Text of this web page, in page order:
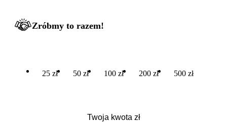
Zróbmy to razem!
25 zł 50 zł 100 zł 200 zł 500 zł